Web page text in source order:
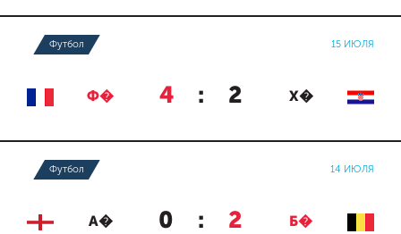
Футбол 15 ИЮЛЯ
Ф� 4 : 2 Х�
Футбол 14 ИЮЛЯ
А� 0 : 2 Б�